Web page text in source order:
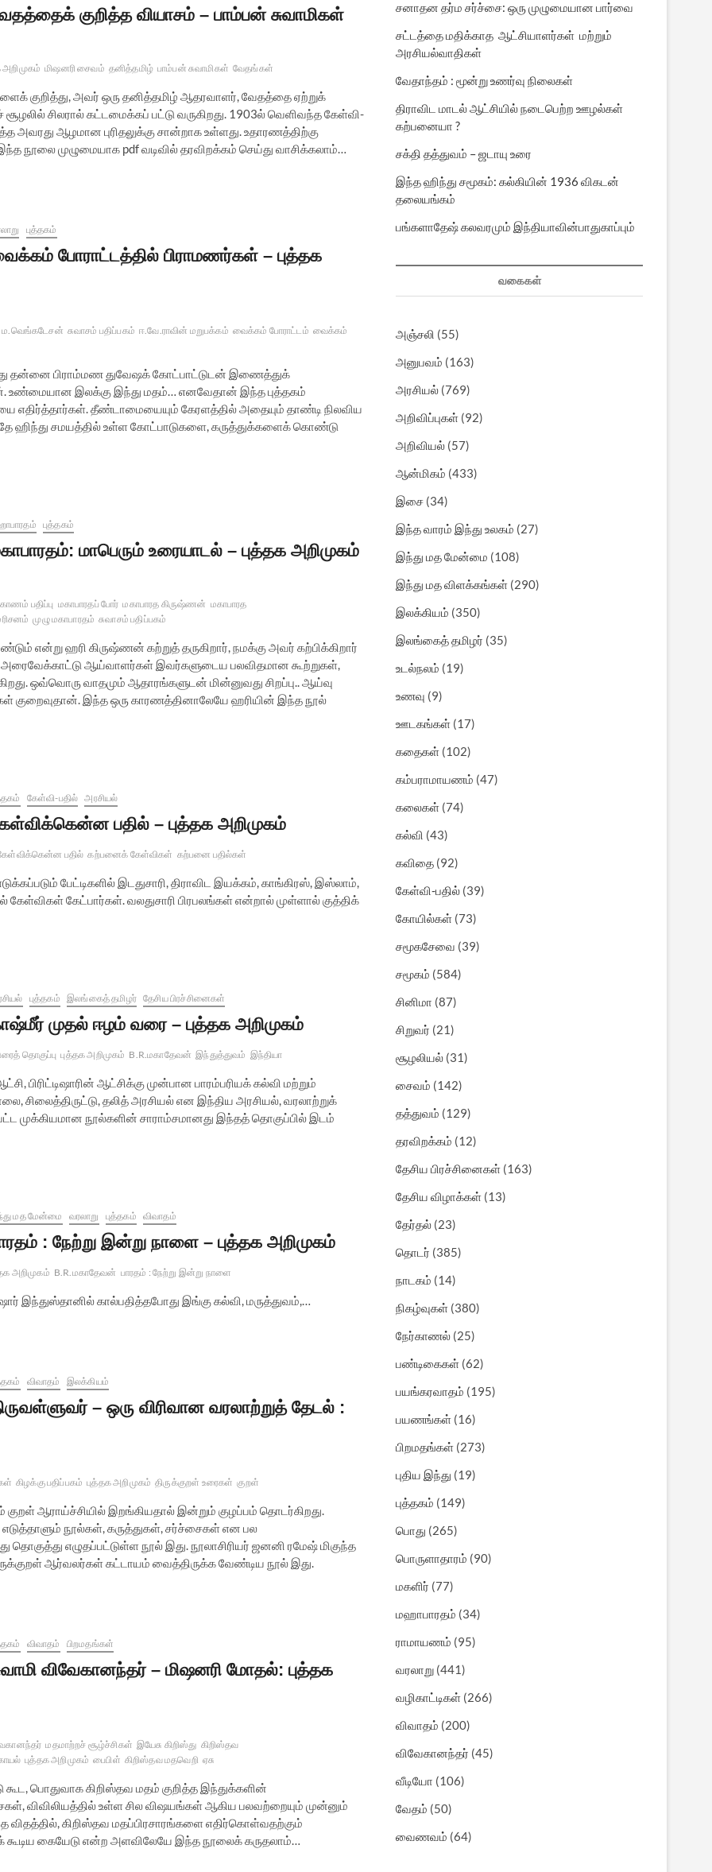
குறித்த வியாசம் – பாம்பன் சுவாமிகள்
அறிமுகம் மிஷனரி சைவம் தனித்தமிழ் பாம்பன் சுவாமிகள் வேதங்கள்
குறித்து, அவர் ஒரு தனித்தமிழ் ஆதரவாளர், வேதத்தை ஏற்றுக்
சிலரால் கட்டமைக்கப் பட்டு வருகிறது. 1903ல் வெளிவந்த கேள்வி-
அவரது ஆழமான புரிதலுக்கு சான்றாக உள்ளது. உதாரணத்திற்கு
நூலை முழுமையாக pdf வடிவில் தரவிறக்கம் செய்து வாசிக்கலாம்…
புத்தகம்
போராட்டத்தில் பிராமணர்கள் – புத்தக
ம.வெங்கடேசன் சுவாசம் பதிப்பகம் ஈ.வே.ராவின் மறுபக்கம் வைக்கம் போராட்டம் வைக்கம்
தன்னை பிராம்மண துவேஷக் கோட்பாட்டுடன் இணைத்துக்
உண்மையான இலக்கு இந்து மதம்… எனவேதான் இந்த புத்தகம்
எதிர்த்தார்கள். தீண்டாமையையும் கேரளத்தில் அதையும் தாண்டி நிலவிய
ஹிந்து சமயத்தில் உள்ள கோட்பாடுகளை, கருத்துக்களைக் கொண்டு
புத்தகம்
மாபெரும் உரையாடல் – புத்தக அறிமுகம்
பதிப்பு மகாபாரதப் போர் மகாபாரத கிருஷ்ணன் மகாபாரத
முழு மகாபாரதம் சுவாசம் பதிப்பகம்
என்று ஹரி கிருஷ்ணன் கற்றுத் தருகிறார், நமக்கு அவர் கற்பிக்கிறார்
அரைவேக்காட்டு ஆய்வாளர்கள் இவர்களுடைய பலவிதமான கூற்றுகள்,
ஒவ்வொரு வாதமும் ஆதாரங்களுடன் மின்னுவது சிறப்பு.. ஆய்வு
இந்த ஒரு காரணத்தினாலேயே ஹரியின் இந்த நூல்
கேள்வி-பதில் அரசியல்
பதில் – புத்தக அறிமுகம்
பதில் கற்பனைக் கேள்விகள் கற்பனை பதில்கள்
பேட்டிகளில் இடதுசாரி, திராவிட இயக்கம், காங்கிரஸ், இஸ்லாம்,
கேட்பார்கள். வலதுசாரி பிரபலங்கள் என்றால் முள்ளால் குத்திக்
புத்தகம் இலங்கைத் தமிழர் தேசிய பிரச்சினைகள்
முதல் ஈழம் வரை – புத்தக அறிமுகம்
தொகுப்பு புத்தக அறிமுகம் B.R.மகாதேவன் இந்துத்துவம் இந்தியா
பிரிட்டிஷாரின் ஆட்சிக்கு முன்பான பாரம்பரியக் கல்வி மற்றும்
சிலைத்திருட்டு, தலித் அரசியல் என இந்திய அரசியல், வரலாற்றுக்
முக்கியமான நூல்களின் சாராம்சமானது இந்தத் தொகுப்பில் இடம்
மத மேன்மை வரலாறு புத்தகம் விவாதம்
: நேற்று இன்று நாளை – புத்தக அறிமுகம்
அறிமுகம் B.R.மகாதேவன் பாரதம் : நேற்று இன்று நாளை
இந்துஸ்தானில் கால்பதித்தபோது இங்கு கல்வி, மருத்துவம்,…
விவாதம் இலக்கியம்
– ஒரு விரிவான வரலாற்றுத் தேடல் :
கிழக்கு பதிப்பகம் புத்தக அறிமுகம் திருக்குறள் உரைகள் குறள்
ஆராய்ச்சியில் இறங்கியதால் இன்றும் குழப்பம் தொடர்கிறது.
எடுத்தாளும் நூல்கள், கருத்துகள், சர்ச்சைகள் என பல
எழுதப்பட்டுள்ள நூல் இது. நூலாசிரியர் ஜனனி ரமேஷ் மிகுந்த
ஆர்வலர்கள் கட்டாயம் வைத்திருக்க வேண்டிய நூல் இது.
விவாதம் பிறமதங்கள்
விவேகானந்தர் – மிஷனரி மோதல்: புத்தக
மதமாற்றச் சூழ்ச்சிகள் இயேசு கிறிஸ்து கிறிஸ்தவ
புத்தக அறிமுகம் பைபிள் கிறிஸ்தவ மதவெறி ஏசு
கூட, பொதுவாக கிறிஸ்தவ மதம் குறித்த இந்துக்களின்
விவிலியத்தில் உள்ள சில விஷயங்கள் ஆகிய பலவற்றையும் முன்னும்
விதத்தில், கிறிஸ்தவ மதப்பிரசாரங்களை எதிர்கொள்வதற்கும்
கூடிய கையேடு என்ற அளவிலேயே இந்த நூலைக் கருதலாம்…
சனாதன தர்ம சர்ச்சை: ஒரு முழுமையான பார்வை
சட்டத்தை மதிக்காத ஆட்சியாளர்கள் மற்றும்
அரசியல்வாதிகள்
வேதாந்தம் : மூன்று உணர்வு நிலைகள்
திராவிட மாடல் ஆட்சியில் நடைபெற்ற ஊழல்கள்
கற்பனையா ?
சக்தி தத்துவம் – ஜடாயு உரை
இந்த ஹிந்து சமூகம்: கல்கியின் 1936 விகடன்
தலையங்கம்
பங்களாதேஷ் கலவரமும் இந்தியாவின்பாதுகாப்பும்
வகைகள்
அஞ்சலி (55)
அனுபவம் (163)
அரசியல் (769)
அறிவிப்புகள் (92)
அறிவியல் (57)
ஆன்மிகம் (433)
இசை (34)
இந்த வாரம் இந்து உலகம் (27)
இந்து மத மேன்மை (108)
இந்து மத விளக்கங்கள் (290)
இலக்கியம் (350)
இலங்கைத் தமிழர் (35)
உடல்நலம் (19)
உணவு (9)
ஊடகங்கள் (17)
கதைகள் (102)
கம்பராமாயணம் (47)
கலைகள் (74)
கல்வி (43)
கவிதை (92)
கேள்வி-பதில் (39)
கோயில்கள் (73)
சமூகசேவை (39)
சமூகம் (584)
சினிமா (87)
சிறுவர் (21)
சூழலியல் (31)
சைவம் (142)
தத்துவம் (129)
தரவிறக்கம் (12)
தேசிய பிரச்சினைகள் (163)
தேசிய விழாக்கள் (13)
தேர்தல் (23)
தொடர் (385)
நாடகம் (14)
நிகழ்வுகள் (380)
நேர்காணல் (25)
பண்டிகைகள் (62)
பயங்கரவாதம் (195)
பயணங்கள் (16)
பிறமதங்கள் (273)
புதிய இந்து (19)
புத்தகம் (149)
பொது (265)
பொருளாதாரம் (90)
மகளிர் (77)
மஹாபாரதம் (34)
ராமாயணம் (95)
வரலாறு (441)
வழிகாட்டிகள் (266)
விவாதம் (200)
விவேகானந்தர் (45)
வீடியோ (106)
வேதம் (50)
வைணவம் (64)